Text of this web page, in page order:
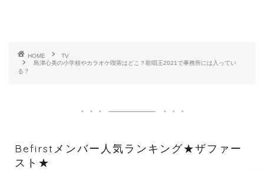
HOME
TV
島津心美の小学校やカラオケ喫茶はどこ？歌唱王2021で事務所には入ってい
る？
Befirstメンバー人気ランキング★ザファー
スト★